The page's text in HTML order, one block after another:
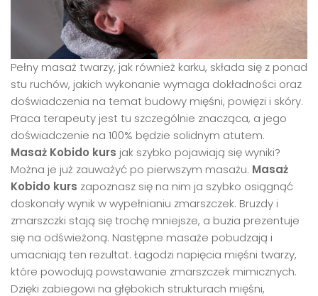
Pełny masaż twarzy, jak również karku, składa się z ponad
stu ruchów, jakich wykonanie wymaga dokładności oraz
doświadczenia na temat budowy mięśni, powięzi i skóry.
Praca terapeuty jest tu szczególnie znacząca, a jego
doświadczenie na 100% będzie solidnym atutem.
Masaż Kobido kurs jak szybko pojawiają się wyniki?
Można je już zauważyć po pierwszym masażu. Masaż
Kobido kurs zapoznasz się na nim ja szybko osiągnąć
doskonały wynik w wypełnianiu zmarszczek. Bruzdy i
zmarszczki stają się trochę mniejsze, a buzia prezentuje
się na odświeżoną. Następne masaże pobudzają i
umacniają ten rezultat. Łagodzi napięcia mięśni twarzy,
które powodują powstawanie zmarszczek mimicznych.
Dzięki zabiegowi na głębokich strukturach mięśni,